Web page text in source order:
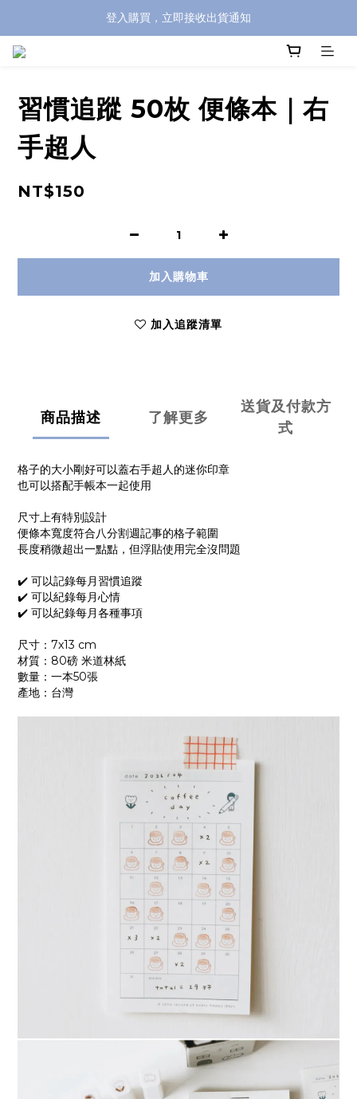
全館滿兩千免運！
登入購買，立即接收出貨通知
習慣追蹤 50枚 便條本｜右
手超人
NT$150
加入購物車
加入追蹤清單
商品描述 了解更多
送貨及付款方
式
格子的大小剛好可以蓋右手超人的迷你印章
也可以搭配手帳本一起使用
尺寸上有特別設計
便條本寬度符合八分割週記事的格子範圍
長度稍微超出一點點，但浮貼使用完全沒問題
✔️ 可以記錄每月習慣追蹤
✔️ 可以紀錄每月心情
✔️ 可以紀錄每月各種事項
尺寸：7x13 cm
材質：80磅 米道林紙
數量：一本50張
產地：台灣